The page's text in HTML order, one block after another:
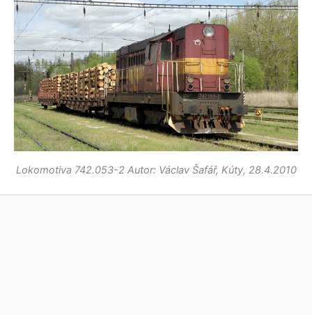
Lokomotiva 742.053-2 Autor: Václav Šafář, Kúty, 28.4.2010